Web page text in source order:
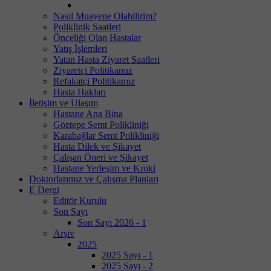
Nasıl Muayene Olabilirim?
Poliklinik Saatleri
Önceliği Olan Hastalar
Yatış İşlemleri
Yatan Hasta Ziyaret Saatleri
Ziyaretçi Politikamız
Refakatçi Politikamız
Hasta Hakları
İletişim ve Ulaşım
Hastane Ana Bina
Göztepe Semt Polikliniği
Karabağlar Semt Polikliniği
Hasta Dilek ve Şikayet
Çalışan Öneri ve Şikayet
Hastane Yerleşim ve Kroki
Doktorlarımız ve Çalışma Planları
E Dergi
Editör Kurulu
Son Sayı
Son Sayı 2026 - 1
Arşiv
2025
2025 Sayı - 1
2025 Sayı - 2